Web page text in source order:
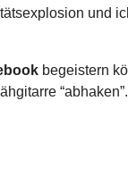
und
begeistern
“abhaken”.